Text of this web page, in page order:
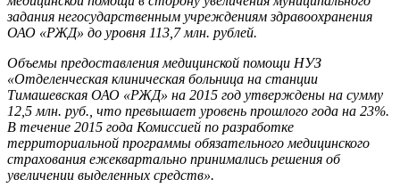
задания негосударственным учреждениям здравоохранения
ОАО «РЖД» до уровня 113,7 млн. рублей.
Объемы предоставления медицинской помощи НУЗ
«Отделенческая клиническая больница на станции
Тимашевская ОАО «РЖД» на 2015 год утверждены на сумму
12,5 млн. руб., что превышает уровень прошлого года на 23%.
В течение 2015 года Комиссией по разработке
территориальной программы обязательного медицинского
страхования ежеквартально принимались решения об
увеличении выделенных средств».